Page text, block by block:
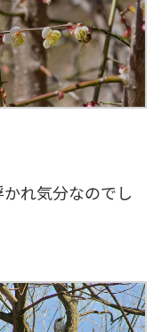
れ気分なのでし